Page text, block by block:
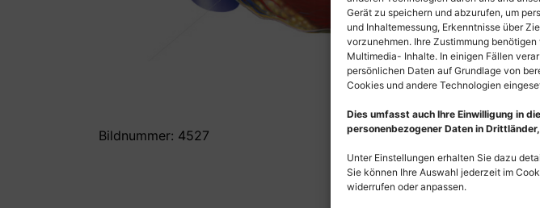
Gerät zu speichern und abzurufen, um
und Inhaltemessung, Erkenntnisse über
vorzunehmen. Ihre Zustimmung
Multimedia- Inhalte. In einigen Fällen
persönlichen Daten auf Grundlage von
Cookies und andere Technologien
Dies umfasst auch Ihre Einwilligung in
personenbezogener Daten in
Unter Einstellungen erhalten Sie dazu
Sie können Ihre Auswahl jederzeit im
widerrufen oder anpassen.
Bildnummer: 4527